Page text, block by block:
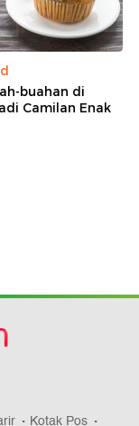
buahan di
Camilan Enak
Kotak Pos